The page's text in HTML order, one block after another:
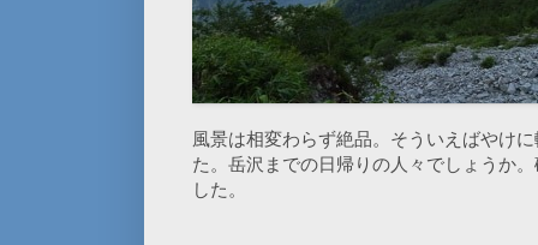
風景は相変わらず絶品。そういえばやけ
た。岳沢までの日帰りの人々でしょうか
した。